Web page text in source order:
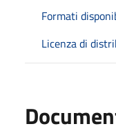
Formati
Licenza di